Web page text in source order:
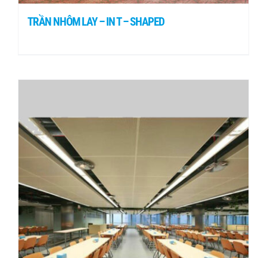
TRẦN NHÔM LAY – IN T – SHAPED